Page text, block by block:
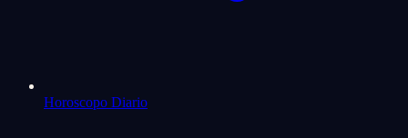
Horoscopo Diario